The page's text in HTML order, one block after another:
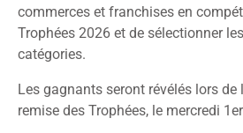
commerces et franchises en
Trophées 2026 et de sélectionner
catégories.
Les gagnants seront révélés lors de
remise des Trophées, le mercredi